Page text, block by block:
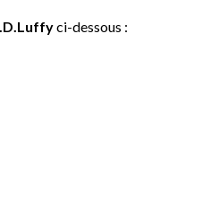
ci-dessous :